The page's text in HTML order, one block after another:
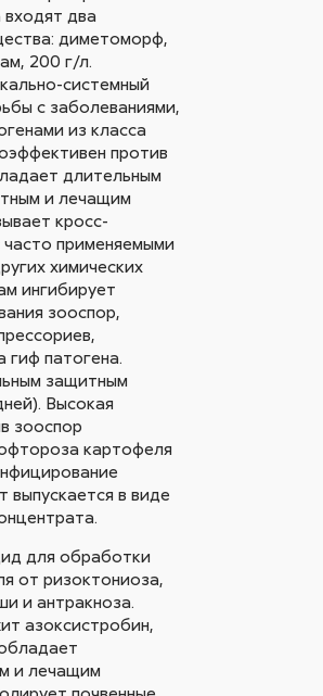
входят два
диметоморф,
200 г/л.
системный
с заболеваниями,
из класса
против
длительным
и лечащим
кросс-
часто применяемыми
химических
ингибирует
зооспор,
гиф патогена.
защитным
Высокая
зооспор
картофеля
выпускается в виде
для обработки
от ризоктониоза,
и антракноза.
азоксистробин,
и лечащим